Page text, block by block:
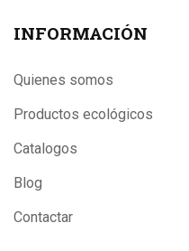
INFORMACIÓN
Quienes somos
Productos ecológicos
Catalogos
Blog
Contactar